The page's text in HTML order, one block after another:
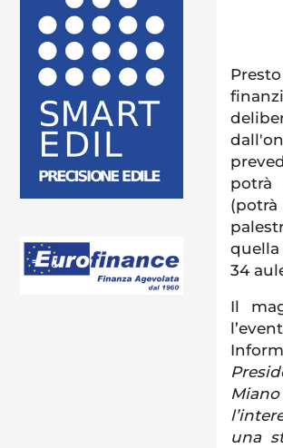
potrà
34
Il
Miano
una